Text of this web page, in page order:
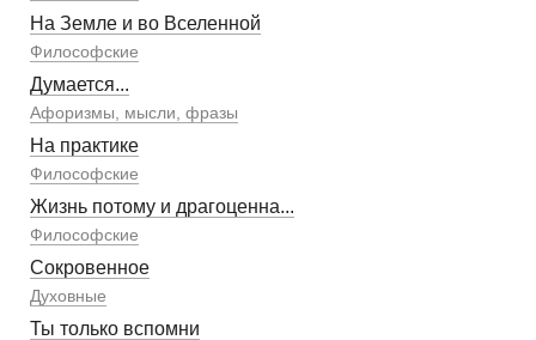
На Земле и во Вселенной
Философские
Думается...
Афоризмы, мысли, фразы
На практике
Философские
Жизнь потому и драгоценна...
Философские
Сокровенное
Духовные
Ты только вспомни